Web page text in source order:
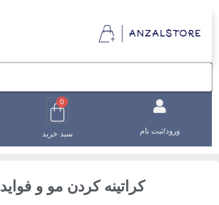
ورود/ثبت نام سبد خرید
کراتینه کردن مو و فواید آن